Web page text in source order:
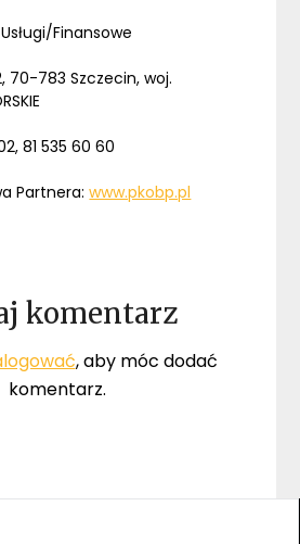
Finansowe
70-783 Szczecin, woj.
81 535 60 60
Partnera:www.pkobp.pl
komentarz
, aby móc dodać
komentarz.